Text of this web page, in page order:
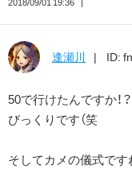
逢瀬川 ID:
50で行けたんですか！？
びっくりです（笑
そしてカメの儀式です